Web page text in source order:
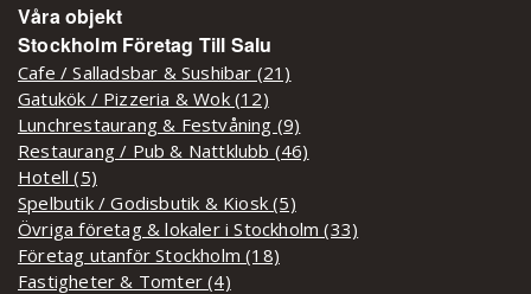
Våra objekt
Stockholm Företag Till Salu
Cafe / Salladsbar & Sushibar (21)
Gatukök / Pizzeria & Wok (12)
Lunchrestaurang & Festvåning (9)
Restaurang / Pub & Nattklubb (46)
Hotell (5)
Spelbutik / Godisbutik & Kiosk (5)
Övriga företag & lokaler i Stockholm (33)
Företag utanför Stockholm (18)
Fastigheter & Tomter (4)